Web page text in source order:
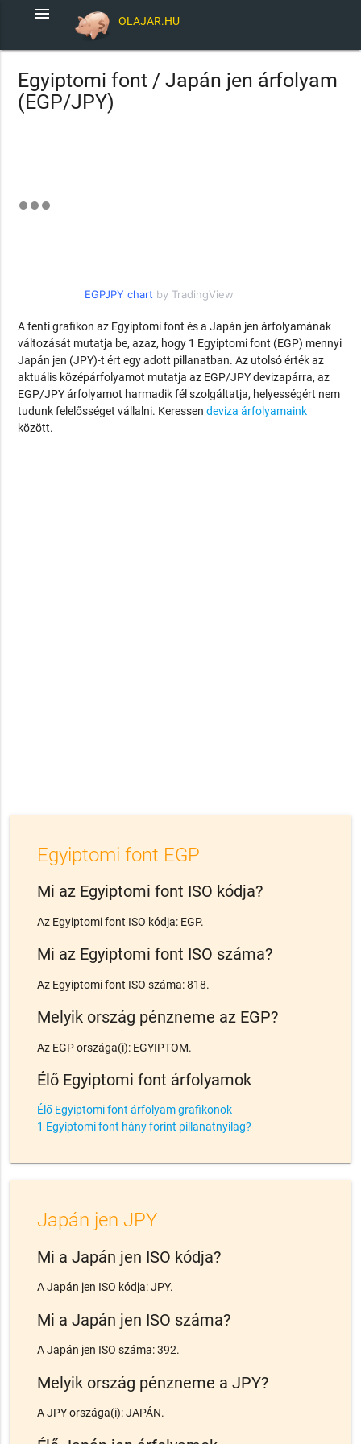
OLAJAR.HU
menu
Egyiptomi font / Japán jen árfolyam
(EGP/JPY)
EGPJPY chart by TradingView
A fenti grafikon az Egyiptomi font és a Japán jen árfolyamának
változását mutatja be, azaz, hogy 1 Egyiptomi font (EGP) mennyi
Japán jen (JPY)-t ért egy adott pillanatban. Az utolsó érték az
aktuális középárfolyamot mutatja az EGP/JPY devizapárra, az
EGP/JPY árfolyamot harmadik fél szolgáltatja, helyességért nem
tudunk felelősséget vállalni. Keressendeviza árfolyamaink
között.
Egyiptomi font EGP
Mi az Egyiptomi font ISO kódja?
Az Egyiptomi font ISO kódja: EGP.
Mi az Egyiptomi font ISO száma?
Az Egyiptomi font ISO száma: 818.
Melyik ország pénzneme az EGP?
Az EGP országa(i): EGYIPTOM.
Élő Egyiptomi font árfolyamok
Élő Egyiptomi font árfolyam grafikonok
1 Egyiptomi font hány forint pillanatnyilag?
Japán jen JPY
Mi a Japán jen ISO kódja?
A Japán jen ISO kódja: JPY.
Mi a Japán jen ISO száma?
A Japán jen ISO száma: 392.
Melyik ország pénzneme a JPY?
A JPY országa(i): JAPÁN.